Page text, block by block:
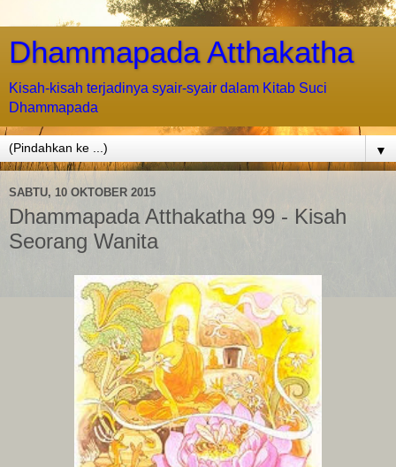
Dhammapada Atthakatha
Kisah-kisah terjadinya syair-syair dalam Kitab Suci
Dhammapada
▼
SABTU, 10 OKTOBER 2015
Dhammapada Atthakatha 99 - Kisah
Seorang Wanita